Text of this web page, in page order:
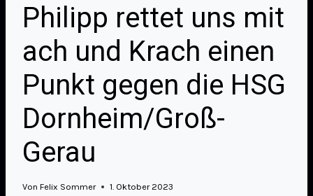
Philipp rettet uns mit
ach und Krach einen
Punkt gegen die HSG
Dornheim/Groß-
Gerau
Von Felix Sommer 1. Oktober 2023